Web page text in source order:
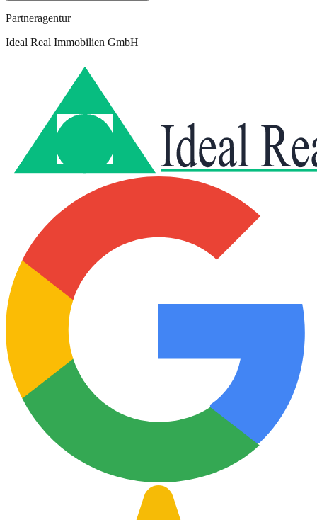
Partneragentur
Ideal Real Immobilien GmbH